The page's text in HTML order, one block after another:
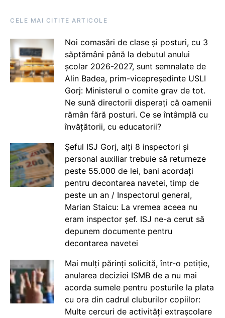
CELE MAI CITITE ARTICOLE
Noi comasări de clase și posturi, cu 3
săptămâni până la debutul anului
școlar 2026-2027, sunt semnalate de
Alin Badea, prim-vicepreședinte USLI
Gorj: Ministerul o comite grav de tot.
Ne sună directorii disperați că oamenii
rămân fără posturi. Ce se întâmplă cu
învățătorii, cu educatorii?
Șeful ISJ Gorj, alți 8 inspectori și
personal auxiliar trebuie să returneze
peste 55.000 de lei, bani acordați
pentru decontarea navetei, timp de
peste un an / Inspectorul general,
Marian Staicu: La vremea aceea nu
eram inspector șef. ISJ ne-a cerut să
depunem documente pentru
decontarea navetei
Mai mulți părinți solicită, într-o petiție,
anularea deciziei ISMB de a nu mai
acorda sumele pentru posturile la plata
cu ora din cadrul cluburilor copiilor:
Multe cercuri de activități extrașcolare